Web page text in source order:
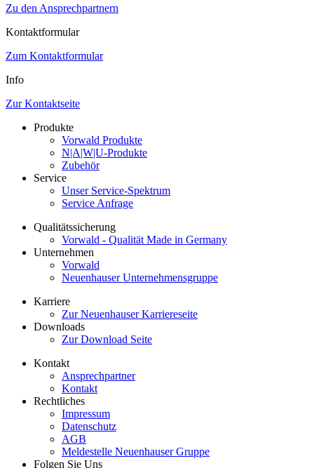
Zu den Ansprechpartnern
Kontaktformular
Zum Kontaktformular
Info
Zur Kontaktseite
Produkte
Vorwald Produkte
N|A|W|U-Produkte
Zubehör
Service
Unser Service-Spektrum
Service Anfrage
Qualitätssicherung
Vorwald - Qualität Made in Germany
Unternehmen
Vorwald
Neuenhauser Unternehmensgruppe
Karriere
Zur Neuenhauser Karriereseite
Downloads
Zur Download Seite
Kontakt
Ansprechpartner
Kontakt
Rechtliches
Impressum
Datenschutz
AGB
Meldestelle Neuenhauser Gruppe
Folgen Sie Uns